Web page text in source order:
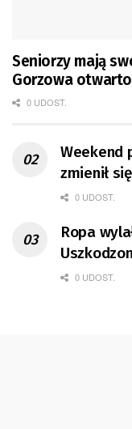
Seniorzy mają
Gorzowa
0 UDOST.
Weekend
zmienił
0 UDOST.
Ropa
0 UDOST.